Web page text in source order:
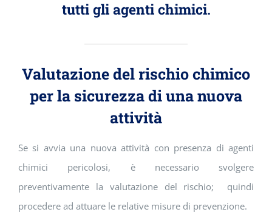
tutti gli agenti chimici.
Valutazione del rischio chimico
per la sicurezza di una nuova
attività
Se si avvia una nuova attività con presenza di agenti
chimici pericolosi, è necessario svolgere
preventivamente la valutazione del rischio; quindi
procedere ad attuare le relative misure di prevenzione.